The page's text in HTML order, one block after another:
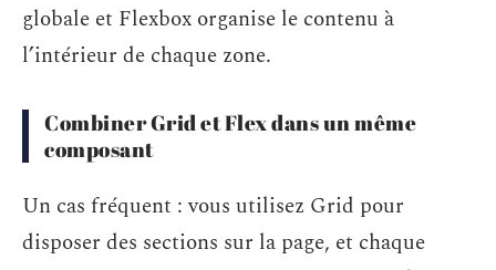
globale et Flexbox organise le contenu à
l’intérieur de chaque zone.
Combiner Grid et Flex dans un même
composant
Un cas fréquent : vous utilisez Grid pour
disposer des sections sur la page, et chaque